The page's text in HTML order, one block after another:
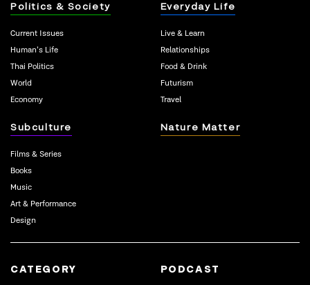
Politics & Society
Current Issues
Human’s Life
Thai Politics
World
Economy
Everyday Life
Live & Learn
Relationships
Food & Drink
Futurism
Travel
Subculture
Films & Series
Books
Music
Art & Performance
Design
Nature Matter
CATEGORY
PODCAST